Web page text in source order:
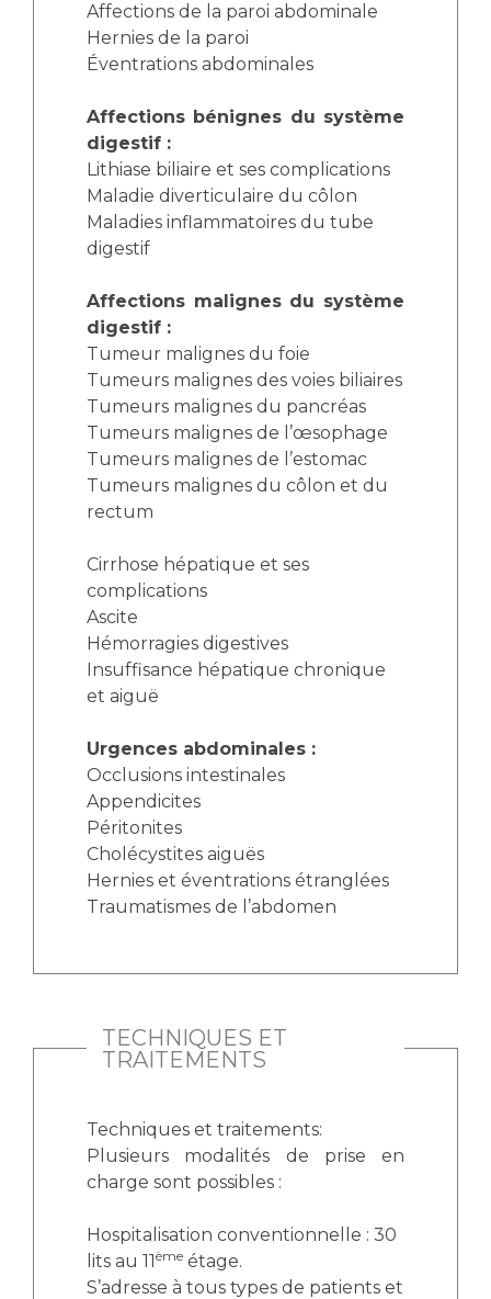
Affections de la paroi abdominale
Hernies de la paroi
Éventrations abdominales
Affections bénignes du système
digestif :
Lithiase biliaire et ses complications
Maladie diverticulaire du côlon
Maladies inflammatoires du tube
digestif
Affections malignes du système
digestif :
Tumeur malignes du foie
Tumeurs malignes des voies biliaires
Tumeurs malignes du pancréas
Tumeurs malignes de l’œsophage
Tumeurs malignes de l’estomac
Tumeurs malignes du côlon et du
rectum
Cirrhose hépatique et ses
complications
Ascite
Hémorragies digestives
Insuffisance hépatique chronique
et aiguë
Urgences abdominales :
Occlusions intestinales
Appendicites
Péritonites
Cholécystites aiguës
Hernies et éventrations étranglées
Traumatismes de l’abdomen
TECHNIQUES ET
TRAITEMENTS
Techniques et traitements:
Plusieurs modalités de prise en
charge sont possibles :
Hospitalisation conventionnelle : 30
lits au 11ème étage.
S’adresse à tous types de patients et